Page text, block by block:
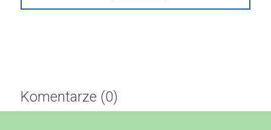
Komentarze (0)